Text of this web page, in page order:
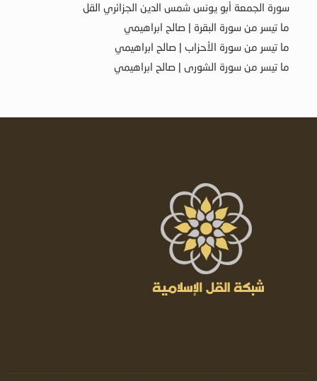
سورة الجمعة أبو يونس شمس الدين الجزائري القل
ما تيسر من سورة البقرة | صالح ابراهيمي
ما تيسر من سورة الأحزاب | صالح ابراهيمي
ما تيسر من سورة الشورى | صالح ابراهيمي